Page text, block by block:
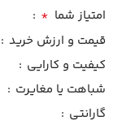
امتیاز شما *
قیمت و ارزش خرید
کیفیت و کارایی
شباهت یا مغایرت
گارانتی